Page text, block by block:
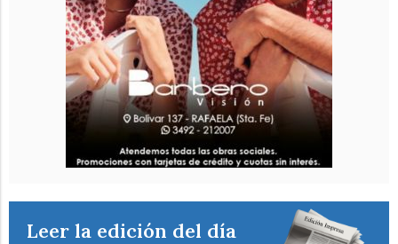
Leer la edición del día